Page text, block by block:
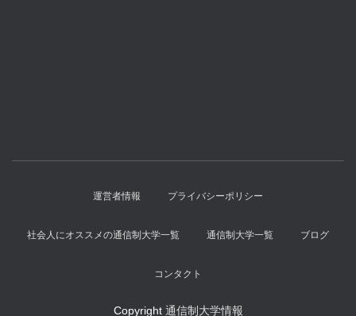
運営者情報 プライバシーポリシー
社会人にオススメの通信制大学一覧 通信制大学一覧 ブログ
コンタクト
Copyright 通信制大学情報